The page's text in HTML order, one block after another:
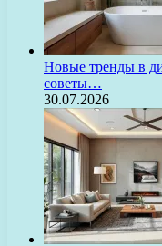
Новые тренды в
советы…
30.07.2026